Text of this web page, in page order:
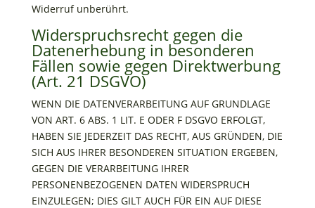
Widerruf unberührt.
Widerspruchsrecht gegen die
Datenerhebung in besonderen
Fällen sowie gegen Direktwerbung
(Art. 21 DSGVO)
WENN DIE DATENVERARBEITUNG AUF GRUNDLAGE
VON ART. 6 ABS. 1 LIT. E ODER F DSGVO ERFOLGT,
HABEN SIE JEDERZEIT DAS RECHT, AUS GRÜNDEN, DIE
SICH AUS IHRER BESONDEREN SITUATION ERGEBEN,
GEGEN DIE VERARBEITUNG IHRER
PERSONENBEZOGENEN DATEN WIDERSPRUCH
EINZULEGEN; DIES GILT AUCH FÜR EIN AUF DIESE